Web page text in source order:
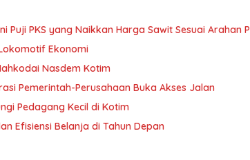
Puji PKS yang Naikkan Harga Sawit Sesuai Arahan
Ekonomi
Nasdem Kotim
Pemerintah-Perusahaan Buka Akses Jalan
Pedagang Kecil di Kotim
Efisiensi Belanja di Tahun Depan